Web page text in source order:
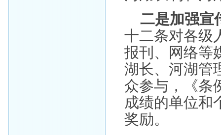
二是加强宣
十二条对各级
报刊、网络等
湖长、河湖管
众参与，《条
成绩的单位和
奖励。